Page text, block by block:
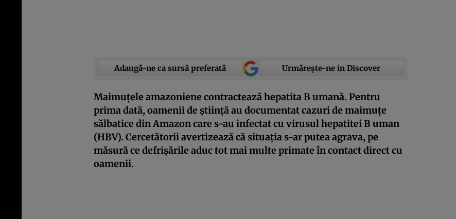
Adaugă-ne ca sursă preferată Urmărește-ne in Discover
Maimuțele amazoniene contractează hepatita B umană. Pentru
prima dată, oamenii de știință au documentat cazuri de maimuțe
sălbatice din Amazon care s-au infectat cu virusul hepatitei B uman
(HBV). Cercetătorii avertizează că situația s-ar putea agrava, pe
măsură ce defrișările aduc tot mai multe primate în contact direct cu
oamenii.